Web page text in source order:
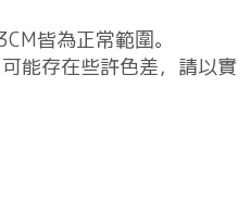
皆為正常範圍。
能存在些許色差，請以實